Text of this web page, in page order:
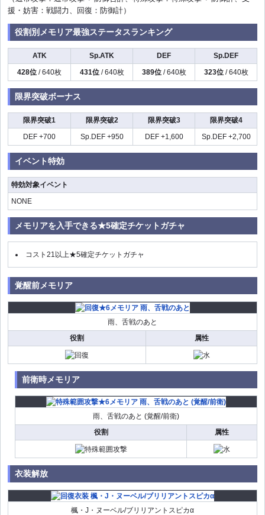
援・妨害：戦闘力、回復：防御計）
役割別メモリア最強ステータスランキング
ATK Sp.ATK DEF
Sp.DEF
428位 / 640枚 431位/ 640枚 389位/ 640枚 323位/ 640枚
限界突破ボーナス
限界突破1 限界突破2 限界突破3
限界突破4
DEF +700
Sp.DEF +950 DEF +1,600 Sp.DEF +2,700
イベント特効
特効対象イベント
NONE
メモリアを入手できる★5確定チケットガチャ
コスト21以上★5確定チケットガチャ
覚醒前メモリア
雨、舌戦のあと
役割
属性
前衛時メモリア
雨、舌戦のあと (覚醒/前衛)
役割
属性
衣装解放
楓・J・ヌーベル/ブリリアントスピカα